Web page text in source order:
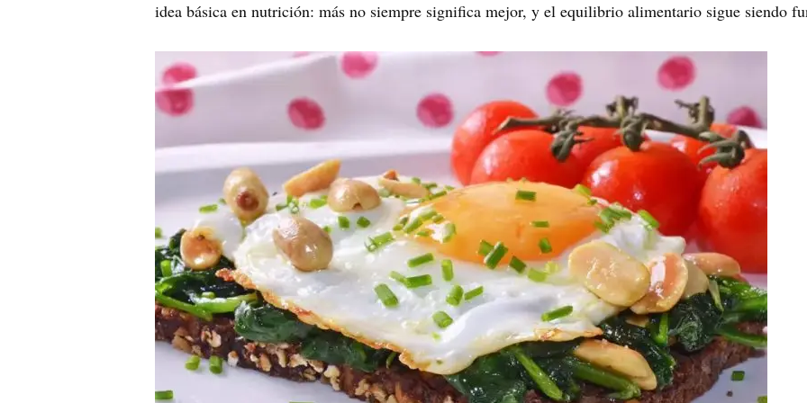
idea básica en nutrición: más no siempre significa mejor, y el equilibrio alimentario sigue siendo